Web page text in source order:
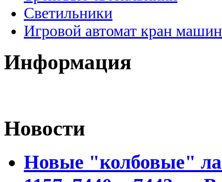
Светильники
Игровой автомат кран
Информация
Новости
Новые "колбовые"